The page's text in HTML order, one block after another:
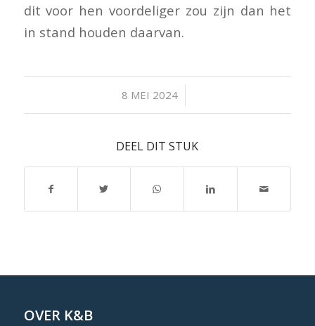
dit voor hen voordeliger zou zijn dan het
in stand houden daarvan.
8 MEI 2024
/
DEEL DIT STUK
OVER K&B